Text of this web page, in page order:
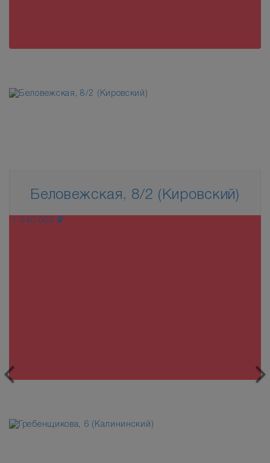
Беловежская, 8/2 (Кировский)
1 940 000